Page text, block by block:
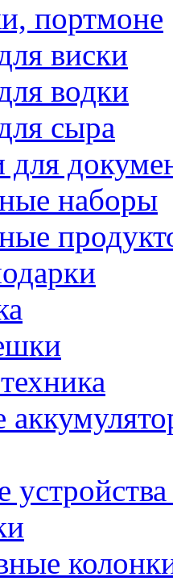
портмоне
виски
водки
сыра
наборы